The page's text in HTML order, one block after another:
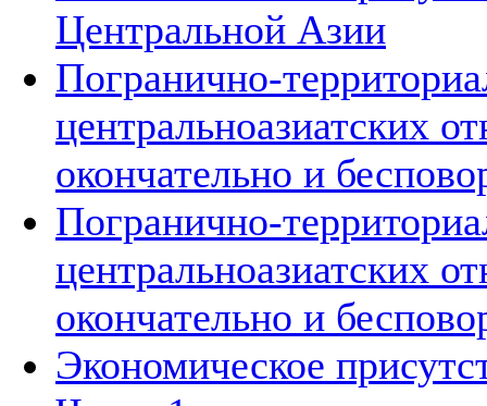
Центральной Азии
Погранично-
центральноазиатских
окончательно и
Погранично-
центральноазиатских
окончательно и
Экономическое